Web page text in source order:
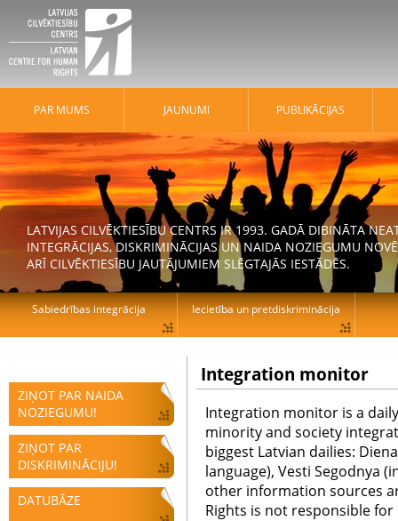
ZIŅOT PAR NAIDA
NOZIEGUMU!
ZIŅOT PAR
DISKRIMINĀCIJU!
DATUBĀZE
Integration monitor
Integration monitor is a
minority and society
biggest Latvian dailies:
language), Vesti Segodnya
other information sources
Rights is not responsible
PAR MUMS JAUNUMI PUBLIKĀCIJAS
LATVIJAS CILVĒKTIESĪBU CENTRS IR 1993. GADĀ DIBINĀTA
INTEGRĀCIJAS, DISKRIMINĀCIJAS UN NAIDA NOZIEGUMU
ARĪ CILVĒKTIESĪBU JAUTĀJUMIEM SLĒGTAJĀS IESTĀDĒS.
Sabiedrības integrācija Iecietība un pretdiskriminācija